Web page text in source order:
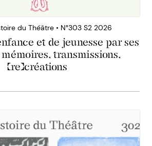
du Théâtre • N°303 S2 2026
et de jeunesse par ses
transmissions,
(re)créations